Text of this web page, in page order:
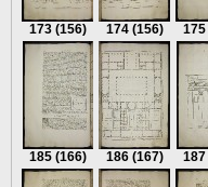
173 (156) 174 (156) 175
185 (166) 186 (167) 187